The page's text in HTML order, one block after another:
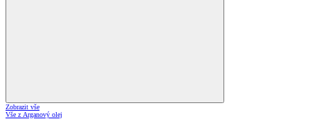
Zobrazit vše
Vše z Arganový olej